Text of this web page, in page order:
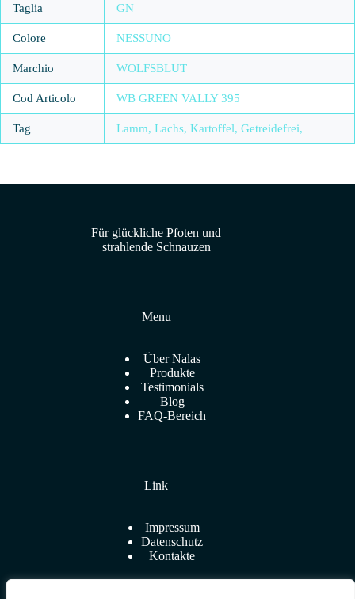
Taglia GN
Colore NESSUNO
Marchio WOLFSBLUT
Cod Articolo WB GREEN VALLY 395
Tag Lamm, Lachs, Kartoffel, Getreidefrei,
Für glückliche Pfoten und
strahlende Schnauzen
Menu
Über Nalas
Produkte
Testimonials
Blog
FAQ-Bereich
Link
Impressum
Datenschutz
Kontakte